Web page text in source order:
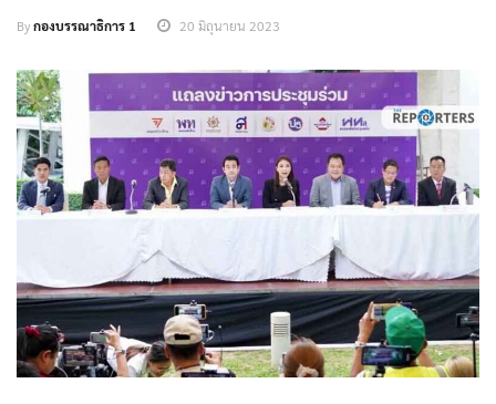
Byกองบรรณาธิการ 1 20 มิถุนายน 2023